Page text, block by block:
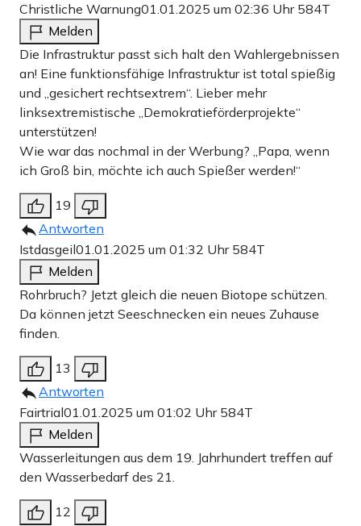
Christliche Warnung01.01.2025 um 02:36 Uhr 584T
Melden
Die Infrastruktur passt sich halt den Wahlergebnissen
an! Eine funktionsfähige Infrastruktur ist total spießig
und „gesichert rechtsextrem“. Lieber mehr
linksextremistische „Demokratieförderprojekte“
unterstützen!
Wie war das nochmal in der Werbung? „Papa, wenn
ich Groß bin, möchte ich auch Spießer werden!“
19
Antworten
Istdasgeil01.01.2025 um 01:32 Uhr 584T
Melden
Rohrbruch? Jetzt gleich die neuen Biotope schützen.
Da können jetzt Seeschnecken ein neues Zuhause
finden.
13
Antworten
Fairtrial01.01.2025 um 01:02 Uhr 584T
Melden
Wasserleitungen aus dem 19. Jahrhundert treffen auf
den Wasserbedarf des 21.
12